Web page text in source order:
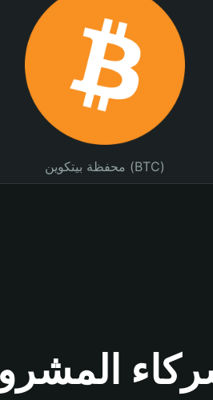
محفظة بيتكوين (BTC)